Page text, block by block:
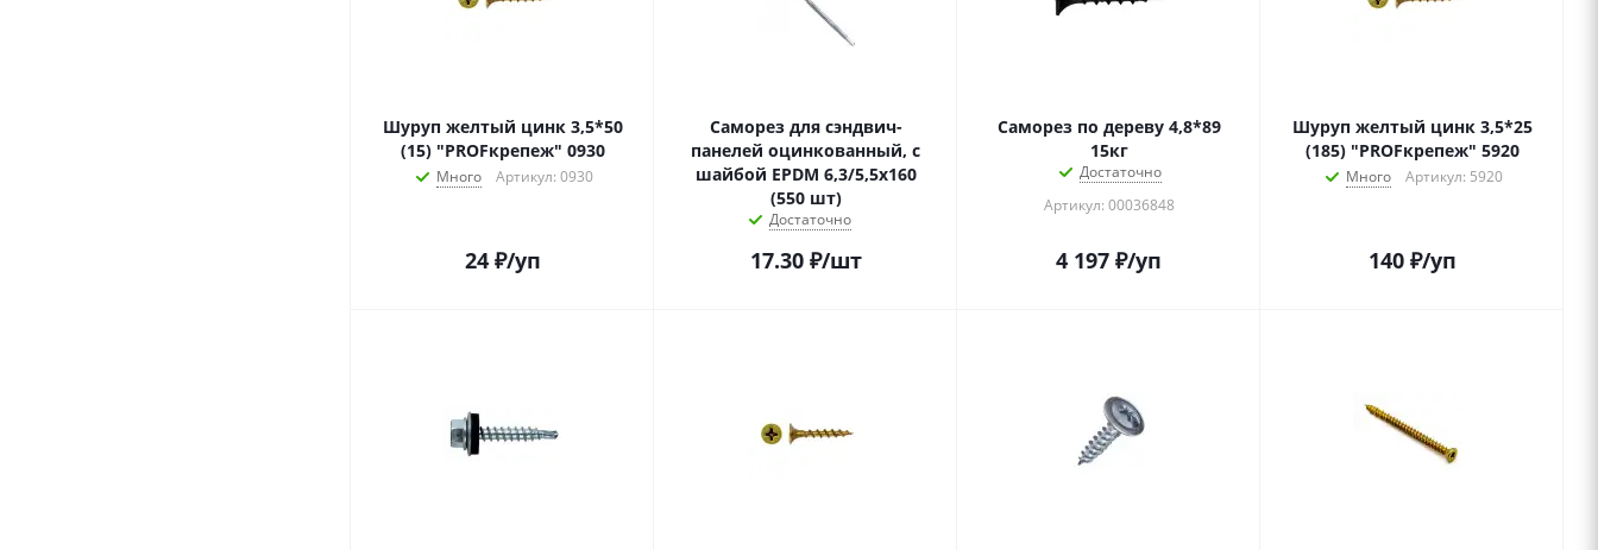
Шуруп желтый цинк 3,5*50
(15) "PROFкрепеж" 0930
Много Артикул: 0930
24₽/уп
Саморез для сэндвич-
панелей оцинкованный, с
шайбой EPDM 6,3/5,5х160
(550 шт)
Достаточно
17.30₽/шт
Саморез по дереву 4,8*89
15кг
Достаточно
Артикул: 00036848
4 197 ₽/уп
Шуруп желтый цинк 3,5*25
(185) "PROFкрепеж" 5920
Много Артикул: 5920
140₽/уп